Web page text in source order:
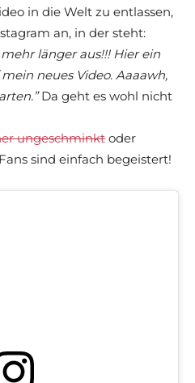
in die Welt zu entlassen,
an, in der steht:
länger aus!!! Hier ein
neues Video. Aaaawh,
Da geht es wohl nicht
ungeschminkt oder
sind einfach begeistert!